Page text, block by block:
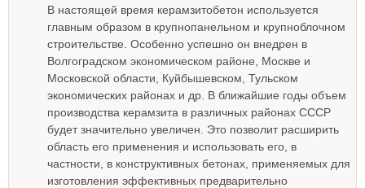
В настоящей время керамзитобетон используется
главным образом в крупнопанельном и крупноблочном
строительстве. Особенно успешно он внедрен в
Волгоградском экономическом районе, Москве и
Московской области, Куйбышевском, Тульском
экономических районах и др. В ближайшие годы объем
производства керамзита в различных районах СССР
будет значительно увеличен. Это позволит расширить
область его применения и использовать его, в
частности, в конструктивных бетонах, применяемых для
изготовления эффективных предварительно